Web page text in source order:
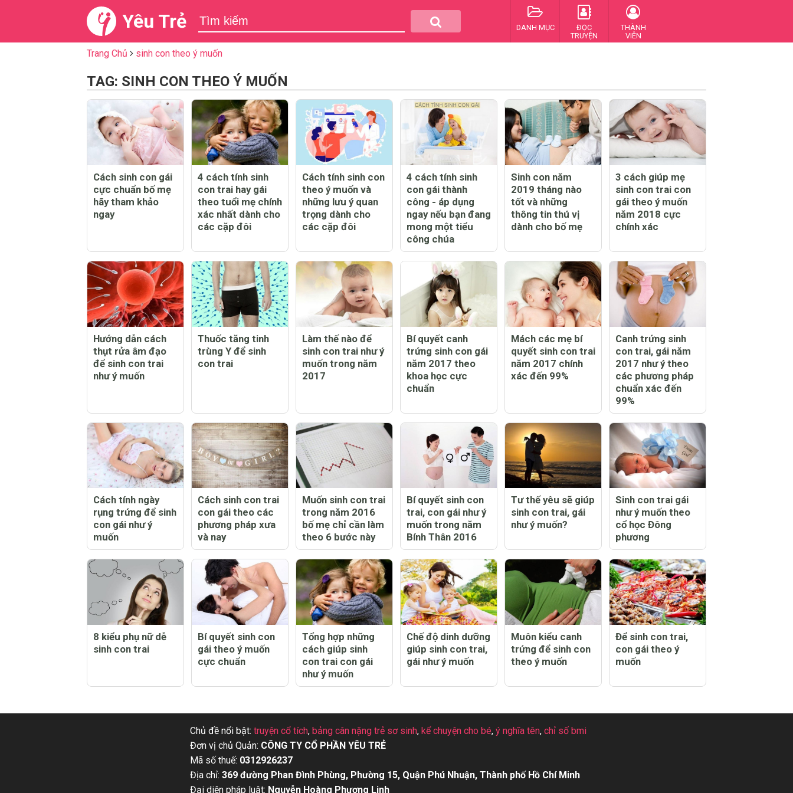
Yêu Trẻ DANH MỤC
ĐỌC
TRUYỆN
THÀNH
VIÊN
Trang Chủ sinh con theo ý muốn
TAG: SINH CON THEO Ý MUỐN
Cách sinh con gái
cực chuẩn bố mẹ
hãy tham khảo
ngay
4 cách tính sinh
con trai hay gái
theo tuổi mẹ chính
xác nhất dành cho
các cặp đôi
Cách tính sinh con
theo ý muốn và
những lưu ý quan
trọng dành cho
các cặp đôi
4 cách tính sinh
con gái thành
công - áp dụng
ngay nếu bạn đang
mong một tiểu
công chúa
Sinh con năm
2019 tháng nào
tốt và những
thông tin thú vị
dành cho bố mẹ
3 cách giúp mẹ
sinh con trai con
gái theo ý muốn
năm 2018 cực
chính xác
Hướng dẫn cách
thụt rửa âm đạo
để sinh con trai
như ý muốn
Thuốc tăng tinh
trùng Y để sinh
con trai
Làm thế nào để
sinh con trai như ý
muốn trong năm
2017
Bí quyết canh
trứng sinh con gái
năm 2017 theo
khoa học cực
chuẩn
Mách các mẹ bí
quyết sinh con trai
năm 2017 chính
xác đến 99%
Canh trứng sinh
con trai, gái năm
2017 như ý theo
các phương pháp
chuẩn xác đến
99%
Cách tính ngày
rụng trứng để sinh
con gái như ý
muốn
Cách sinh con trai
con gái theo các
phương pháp xưa
và nay
Muốn sinh con trai
trong năm 2016
bố mẹ chỉ cần làm
theo 6 bước này
Bí quyết sinh con
trai, con gái như ý
muốn trong năm
Bính Thân 2016
Tư thế yêu sẽ giúp
sinh con trai, gái
như ý muốn?
Sinh con trai gái
như ý muốn theo
cổ học Đông
phương
8 kiểu phụ nữ dễ
sinh con trai
Bí quyết sinh con
gái theo ý muốn
cực chuẩn
Tổng hợp những
cách giúp sinh
con trai con gái
như ý muốn
Chế độ dinh dưỡng
giúp sinh con trai,
gái như ý muốn
Muôn kiểu canh
trứng để sinh con
theo ý muốn
Để sinh con trai,
con gái theo ý
muốn
Chủ đề nổi bật: truyện cổ tích, bảng cân nặng trẻ sơ sinh, kể chuyện cho bé, ý nghĩa tên, chỉ số bmi
Đơn vị chủ Quản: CÔNG TY CỔ PHẦN YÊU TRẺ
Mã số thuế: 0312926237
Địa chỉ: 369 đường Phan Đình Phùng, Phường 15, Quận Phú Nhuận, Thành phố Hồ Chí Minh
Đại diện pháp luật: Nguyễn Hoàng Phượng Linh